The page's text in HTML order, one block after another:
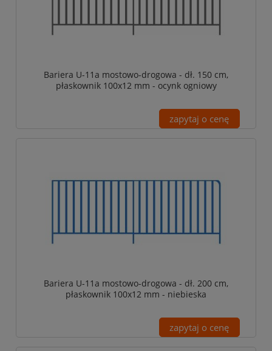
Bariera U-11a mostowo-drogowa - dł. 150 cm,
płaskownik 100x12 mm - ocynk ogniowy
zapytaj o cenę
Bariera U-11a mostowo-drogowa - dł. 200 cm,
płaskownik 100x12 mm - niebieska
zapytaj o cenę